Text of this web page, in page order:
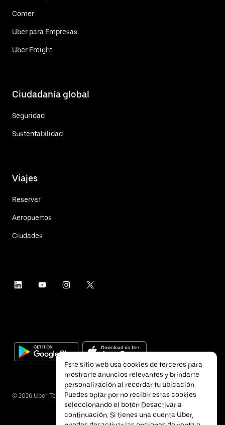
Comer
Uber para Empresas
Uber Freight
Ciudadanía global
Seguridad
Sustentabilidad
Viajes
Reservar
Aeropuertos
Ciudades
© 2026 Uber Technologies Inc.
Este sitio web usa cookies de terceros para
mostrarte anuncios relevantes y brindarte
personalización al recordar tu ubicación.
Puedes optar por no recibir estas cookies
seleccionando el botón Desactivar a
continuación. Si tienes una cuenta Uber,